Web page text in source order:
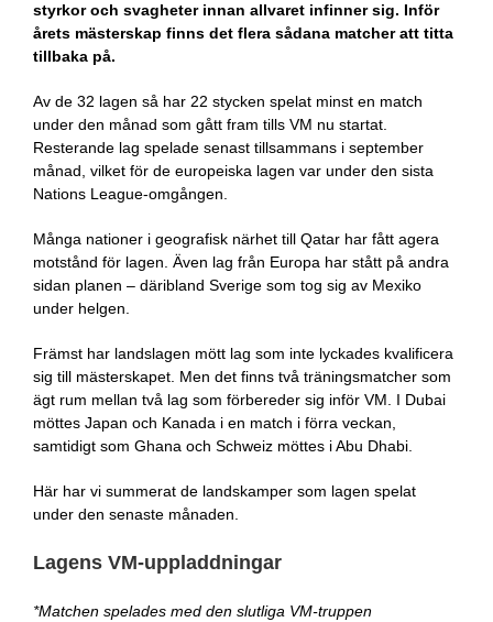
styrkor och svagheter innan allvaret infinner sig. Inför
årets mästerskap finns det flera sådana matcher att titta
tillbaka på.
Av de 32 lagen så har 22 stycken spelat minst en match
under den månad som gått fram tills VM nu startat.
Resterande lag spelade senast tillsammans i september
månad, vilket för de europeiska lagen var under den sista
Nations League-omgången.
Många nationer i geografisk närhet till Qatar har fått agera
motstånd för lagen. Även lag från Europa har stått på andra
sidan planen – däribland Sverige som tog sig av Mexiko
under helgen.
Främst har landslagen mött lag som inte lyckades kvalificera
sig till mästerskapet. Men det finns två träningsmatcher som
ägt rum mellan två lag som förbereder sig inför VM. I Dubai
möttes Japan och Kanada i en match i förra veckan,
samtidigt som Ghana och Schweiz möttes i Abu Dhabi.
Här har vi summerat de landskamper som lagen spelat
under den senaste månaden.
Lagens VM-uppladdningar
*Matchen spelades med den slutliga VM-truppen